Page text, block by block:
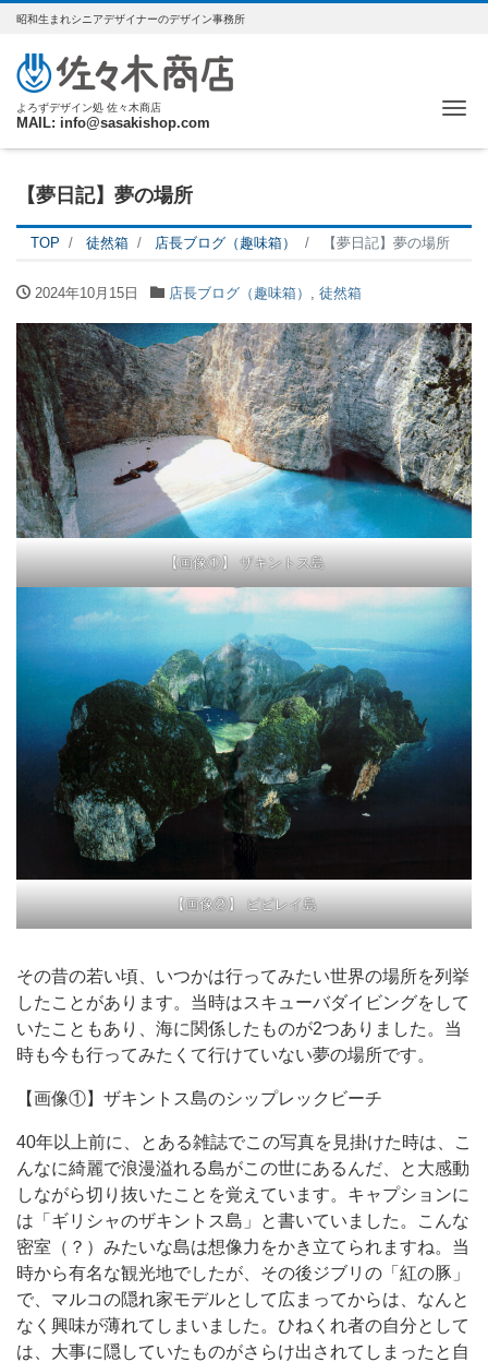
昭和生まれシニアデザイナーのデザイン事務所
よろずデザイン処 佐々木商店
MAIL: info@sasakishop.com
【夢日記】夢の場所
TOP 徒然箱 店長ブログ（趣味箱） 【夢日記】夢の場所
2024年10月15日 店長ブログ（趣味箱） 徒然箱
【画像①】 ザキントス島
【画像②】 ピピレイ島
その昔の若い頃、いつかは行ってみたい世界の場所を列挙
したことがあります。当時はスキューバダイビングをして
いたこともあり、海に関係したものが2つありました。当
時も今も行ってみたくて行けていない夢の場所です。
【画像①】ザキントス島のシップレックビーチ
40年以上前に、とある雑誌でこの写真を見掛けた時は、こ
んなに綺麗で浪漫溢れる島がこの世にあるんだ、と大感動
しながら切り抜いたことを覚えています。キャプションに
は「ギリシャのザキントス島」と書いていました。こんな
密室（？）みたいな島は想像力をかき立てられますね。当
時から有名な観光地でしたが、その後ジブリの「紅の豚」
で、マルコの隠れ家モデルとして広まってからは、なんと
なく興味が薄れてしまいました。ひねくれ者の自分として
は、大事に隠していたものがさらけ出されてしまったと自